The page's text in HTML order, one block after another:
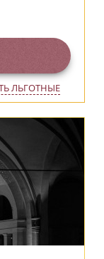
ЛЬГОТНЫЕ